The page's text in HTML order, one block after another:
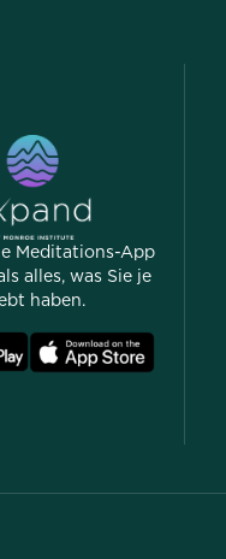
Meditations-App
alles, was Sie je
haben.